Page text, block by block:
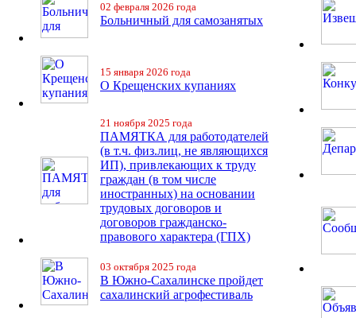
02 февраля 2026 года
Больничный для самозанятых
15 января 2026 года
О Крещенских купаниях
21 ноября 2025 года
ПАМЯТКА для работодателей
(в т.ч. физ.лиц, не являющихся
ИП), привлекающих к труду
граждан (в том числе
иностранных) на основании
трудовых договоров и
договоров гражданско-
правового характера (ГПХ)
03 октября 2025 года
В Южно-Сахалинске пройдет
сахалинский агрофестиваль